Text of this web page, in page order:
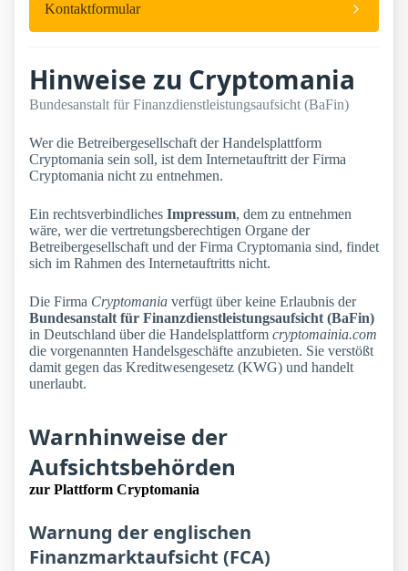
Kontaktformular
Hinweise zu Cryptomania
Bundesanstalt für Finanzdienstleistungsaufsicht (BaFin)
Wer die Betreibergesellschaft der Handelsplattform
Cryptomania sein soll, ist dem Internetauftritt der Firma
Cryptomania nicht zu entnehmen.
Ein rechtsverbindliches Impressum, dem zu entnehmen
wäre, wer die vertretungsberechtigen Organe der
Betreibergesellschaft und der Firma Cryptomania sind, findet
sich im Rahmen des Internetauftritts nicht.
Die Firma Cryptomania verfügt über keine Erlaubnis der
Bundesanstalt für Finanzdienstleistungsaufsicht (BaFin)
in Deutschland über die Handelsplattform cryptomainia.com
die vorgenannten Handelsgeschäfte anzubieten. Sie verstößt
damit gegen das Kreditwesengesetz (KWG) und handelt
unerlaubt.
Warnhinweise der
Aufsichtsbehörden
zur Plattform Cryptomania
Warnung der englischen
Finanzmarktaufsicht (FCA)